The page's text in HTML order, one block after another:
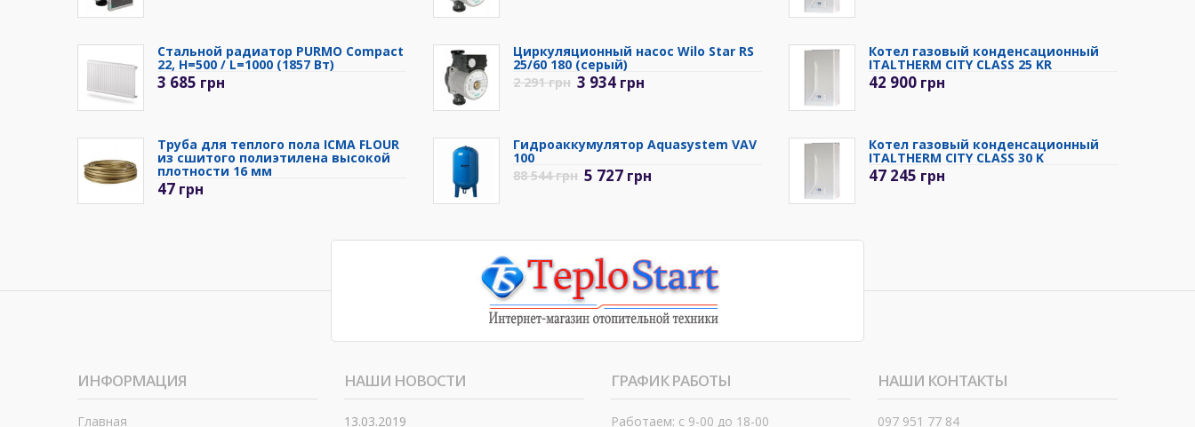
Стальной радиатор PURMO Compact
22, H=500 / L=1000 (1857 Вт)
3 685 грн
Труба для теплого пола ICMA FLOUR
из сшитого полиэтилена высокой
плотности 16 мм
47 грн
Циркуляционный насос Wilo Star RS
25/60 180 (серый)
2 291грн 3 934 грн
Гидроаккумулятор Aquasystem VAV
100
88 544грн 5 727 грн
Котел газовый конденсационный
ITALTHERM CITY CLASS 25 KR
42 900 грн
Котел газовый конденсационный
ITALTHERM CITY CLASS 30 K
47 245 грн
ИНФОРМАЦИЯ
Главная
НАШИ НОВОСТИ
13.03.2019
ГРАФИК РАБОТЫ
Работаем: с 9-00 до 18-00
НАШИ КОНТАКТЫ
097 951 77 84